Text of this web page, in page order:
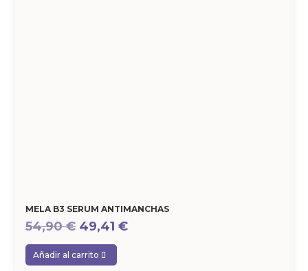
MELA B3 SERUM ANTIMANCHAS
54,90€ El
precio
original
49,41€El
Añadir al carrito